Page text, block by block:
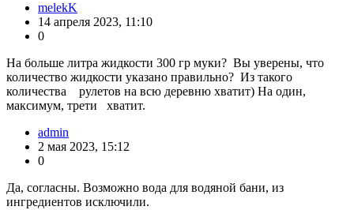
melekK
14 апреля 2023, 11:10
0
На больше литра жидкости 300 гр муки? Вы уверены, что
количество жидкости указано правильно? Из такого
количества рулетов на всю деревню хватит) На один,
максимум, трети хватит.
admin
2 мая 2023, 15:12
0
Да, согласны. Возможно вода для водяной бани, из
ингредиентов исключили.